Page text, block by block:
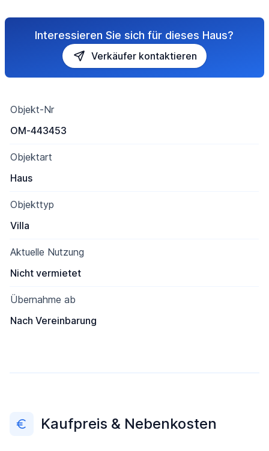
Interessieren Sie sich für dieses Haus?
Verkäufer kontaktieren
Objekt-Nr
OM-443453
Objektart
Haus
Objekttyp
Villa
Aktuelle Nutzung
Nicht vermietet
Übernahme ab
Nach Vereinbarung
Kaufpreis & Nebenkosten